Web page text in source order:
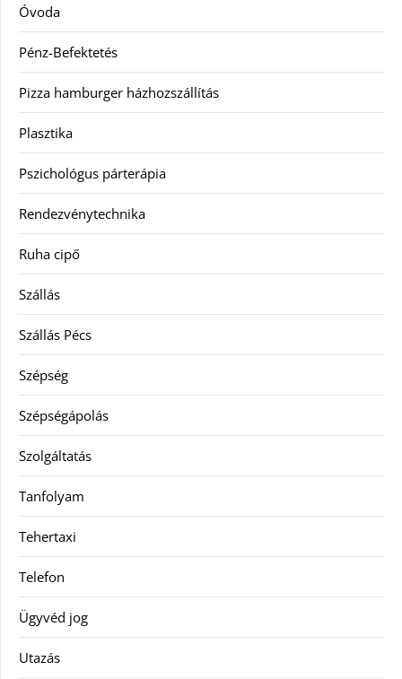
Óvoda
Pénz-Befektetés
Pizza hamburger házhozszállítás
Plasztika
Pszichológus párterápia
Rendezvénytechnika
Ruha cipő
Szállás
Szállás Pécs
Szépség
Szépségápolás
Szolgáltatás
Tanfolyam
Tehertaxi
Telefon
Ügyvéd jog
Utazás